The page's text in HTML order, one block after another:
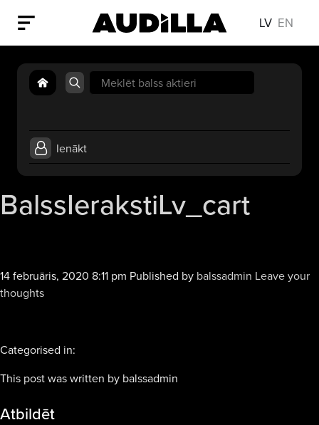
LV EN
Search
for:
Ienākt
BalssIerakstiLv_cart
14 februāris, 2020 8:11 pm Published by balssadmin Leave your
thoughts
Categorised in:
This post was written by balssadmin
Atbildēt